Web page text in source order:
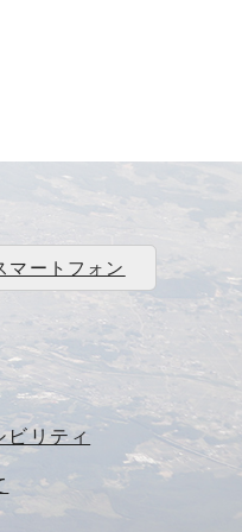
マートフォン
ビリティ